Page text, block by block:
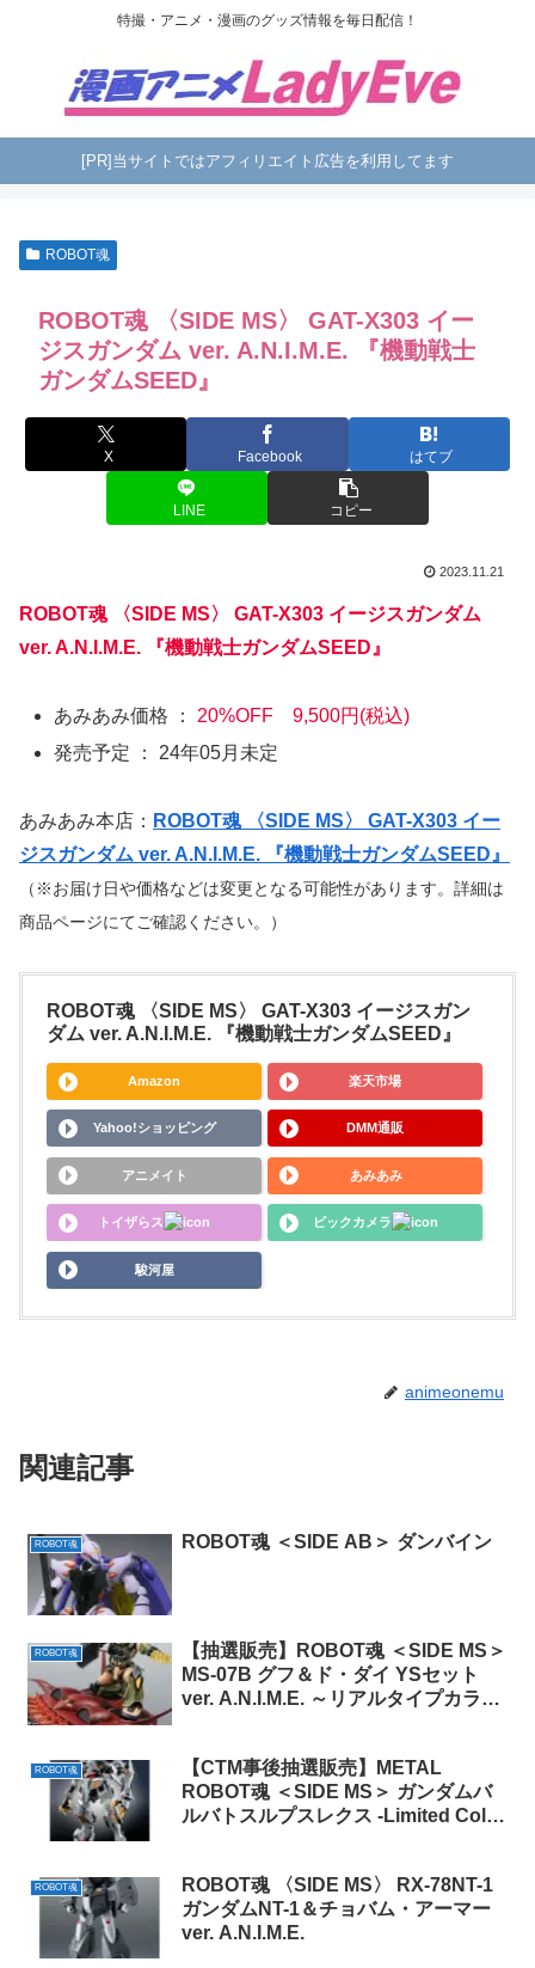
特撮・アニメ・漫画のグッズ情報を毎日配信！
[PR]当サイトではアフィリエイト広告を利用してます
ROBOT魂
ROBOT魂 〈SIDE MS〉 GAT-X303 イー
ジスガンダム ver. A.N.I.M.E. 『機動戦士
ガンダムSEED』
X Facebook はてブ
LINE コピー
2023.11.21
ROBOT魂 〈SIDE MS〉 GAT-X303 イージスガンダム
ver. A.N.I.M.E. 『機動戦士ガンダムSEED』
あみあみ価格 ： 20%OFF 9,500円(税込)
発売予定 ： 24年05月未定
あみあみ本店： ROBOT魂 〈SIDE MS〉 GAT-X303 イー
ジスガンダム ver. A.N.I.M.E. 『機動戦士ガンダムSEED』
（※お届け日や価格などは変更となる可能性があります。詳細は
商品ページにてご確認ください。）
ROBOT魂 〈SIDE MS〉 GAT-X303 イージスガン
ダム ver. A.N.I.M.E. 『機動戦士ガンダムSEED』
Amazon 楽天市場
Yahoo!ショッピング DMM通販
アニメイト あみあみ
トイザらス ビックカメラ
駿河屋
animeonemu
関連記事
ROBOT魂 ROBOT魂 ＜SIDE AB＞ ダンバイン
ROBOT魂
【抽選販売】ROBOT魂 ＜SIDE MS＞
MS-07B グフ＆ド・ダイ YSセット
ver. A.N.I.M.E. ～リアルタイプカラー
ROBOT魂
【CTM事後抽選販売】METAL
ROBOT魂 ＜SIDE MS＞ ガンダムバ
ルバトスルプスレクス -Limited Color
ROBOT魂
ROBOT魂 〈SIDE MS〉 RX-78NT-1
ガンダムNT-1＆チョバム・アーマー
ver. A.N.I.M.E.